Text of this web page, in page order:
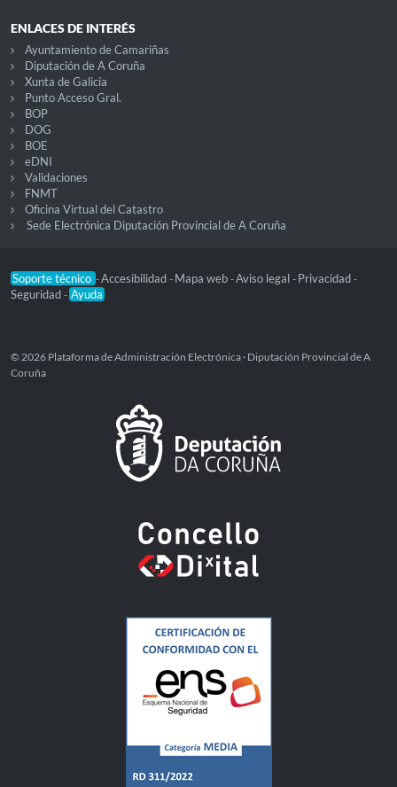
ENLACES DE INTERÉS
Ayuntamiento de Camariñas
Diputación de A Coruña
Xunta de Galicia
Punto Acceso Gral.
BOP
DOG
BOE
eDNI
Validaciones
FNMT
Oficina Virtual del Catastro
Sede Electrónica Diputación Provincial de A Coruña
Soporte técnico -Accesibilidad - Mapa web -Aviso legal - Privacidad -
Seguridad - Ayuda
© 2026 Plataforma de Administración Electrónica · Diputación Provincial de A
Coruña